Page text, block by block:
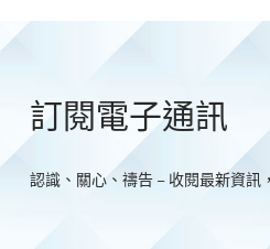
訂閱電子通訊
認識、關心、禱告 – 收閱最新資訊